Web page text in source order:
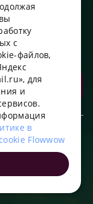
за покупки и
ENGLISH
UKRAINIAN
PORTUGUESE
FRENCH
TURKISH
POLISH
с
файлов,
для
и
в
Flowwow